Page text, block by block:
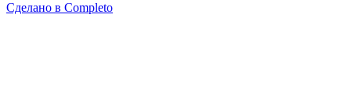
Сделано в Completo